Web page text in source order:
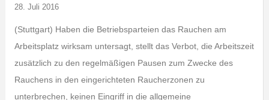
28. Juli 2016
(Stuttgart) Haben die Betriebsparteien das Rauchen am
Arbeitsplatz wirksam untersagt, stellt das Verbot, die Arbeitszeit
zusätzlich zu den regelmäßigen Pausen zum Zwecke des
Rauchens in den eingerichteten Raucherzonen zu
unterbrechen, keinen Eingriff in die allgemeine